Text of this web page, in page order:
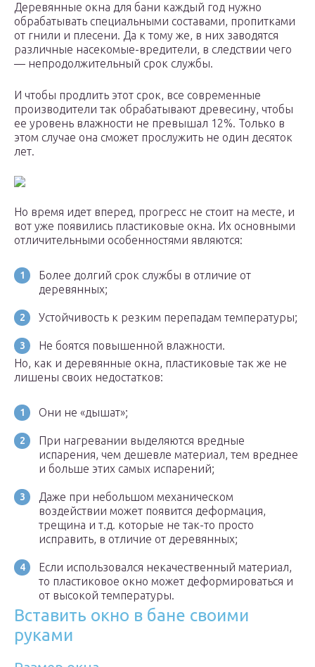
Деревянные окна для бани каждый год нужно
обрабатывать специальными составами, пропитками
от гнили и плесени. Да к тому же, в них заводятся
различные насекомые-вредители, в следствии чего
— непродолжительный срок службы.
И чтобы продлить этот срок, все современные
производители так обрабатывают древесину, чтобы
ее уровень влажности не превышал 12%. Только в
этом случае она сможет прослужить не один десяток
лет.
Но время идет вперед, прогресс не стоит на месте, и
вот уже появились пластиковые окна. Их основными
отличительными особенностями являются:
Более долгий срок службы в отличие от
деревянных;
Устойчивость к резким перепадам температуры;
Не боятся повышенной влажности.
Но, как и деревянные окна, пластиковые так же не
лишены своих недостатков:
Они не «дышат»;
При нагревании выделяются вредные
испарения, чем дешевле материал, тем вреднее
и больше этих самых испарений;
Даже при небольшом механическом
воздействии может появится деформация,
трещина и т.д. которые не так-то просто
исправить, в отличие от деревянных;
Если использовался некачественный материал,
то пластиковое окно может деформироваться и
от высокой температуры.
Вставить окно в бане своими
руками